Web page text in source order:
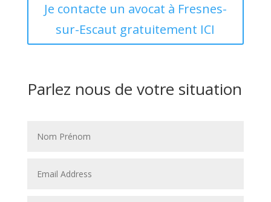
Je contacte un avocat à Fresnes-
sur-Escaut gratuitement ICI
Parlez nous de votre situation